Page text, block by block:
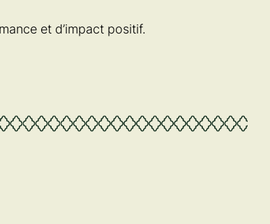
et d’impact positif.